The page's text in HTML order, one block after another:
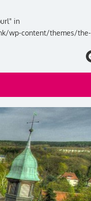
in
wp-content/themes/the-